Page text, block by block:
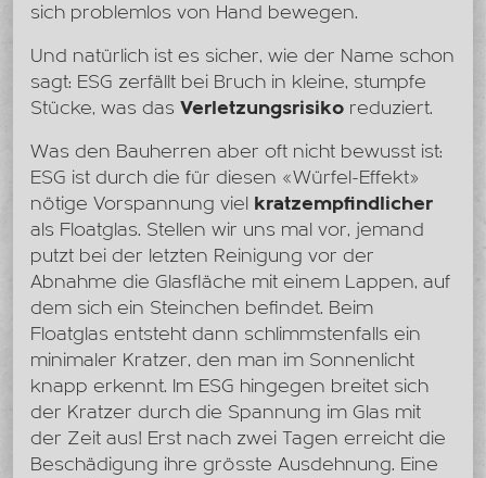
sich problemlos von Hand bewegen.
Und natürlich ist es sicher, wie der Name schon
sagt: ESG zerfällt bei Bruch in kleine, stumpfe
Stücke, was das Verletzungsrisiko reduziert.
Was den Bauherren aber oft nicht bewusst ist:
ESG ist durch die für diesen «Würfel-Effekt»
nötige Vorspannung viel kratzempfindlicher
als Floatglas. Stellen wir uns mal vor, jemand
putzt bei der letzten Reinigung vor der
Abnahme die Glasfläche mit einem Lappen, auf
dem sich ein Steinchen befindet. Beim
Floatglas entsteht dann schlimmstenfalls ein
minimaler Kratzer, den man im Sonnenlicht
knapp erkennt. Im ESG hingegen breitet sich
der Kratzer durch die Spannung im Glas mit
der Zeit aus! Erst nach zwei Tagen erreicht die
Beschädigung ihre grösste Ausdehnung. Eine